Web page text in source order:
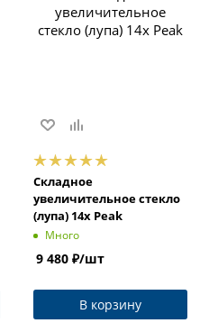
Складное
увеличительное стекло
(лупа) 14x Peak
Много
9 480 ₽/шт
В корзину